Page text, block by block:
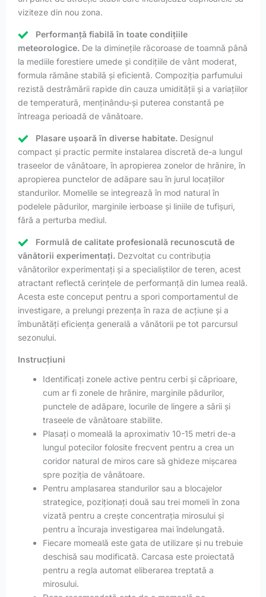
viziteze din nou zona.
Performanță fiabilă în toate condițiile
meteorologice. De la diminețile răcoroase de toamnă până
la mediile forestiere umede și condițiile de vânt moderat,
formula rămâne stabilă și eficientă. Compoziția parfumului
rezistă destrămării rapide din cauza umidității și a variațiilor
de temperatură, menținându-și puterea constantă pe
întreaga perioadă de vânătoare.
Plasare ușoară în diverse habitate. Designul
compact și practic permite instalarea discretă de-a lungul
traseelor de vânătoare, în apropierea zonelor de hrănire, în
apropierea punctelor de adăpare sau în jurul locațiilor
standurilor. Momelile se integrează în mod natural în
podelele pădurilor, marginile ierboase și liniile de tufișuri,
fără a perturba mediul.
Formulă de calitate profesională recunoscută de
vânătorii experimentați. Dezvoltat cu contribuția
vânătorilor experimentați și a specialiștilor de teren, acest
atractant reflectă cerințele de performanță din lumea reală.
Acesta este conceput pentru a spori comportamentul de
investigare, a prelungi prezența în raza de acțiune și a
îmbunătăți eficiența generală a vânătorii pe tot parcursul
sezonului.
Instrucțiuni
Identificați zonele active pentru cerbi și căprioare,
cum ar fi zonele de hrănire, marginile pădurilor,
punctele de adăpare, locurile de lingere a sării și
traseele de vânătoare stabilite.
Plasați o momeală la aproximativ 10-15 metri de-a
lungul potecilor folosite frecvent pentru a crea un
coridor natural de miros care să ghideze mișcarea
spre poziția de vânătoare.
Pentru amplasarea standurilor sau a blocajelor
strategice, poziționați două sau trei momeli în zona
vizată pentru a crește concentrația mirosului și
pentru a încuraja investigarea mai îndelungată.
Fiecare momeală este gata de utilizare și nu trebuie
deschisă sau modificată. Carcasa este proiectată
pentru a regla automat eliberarea treptată a
mirosului.